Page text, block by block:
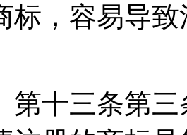
标，容易导
第十三条第